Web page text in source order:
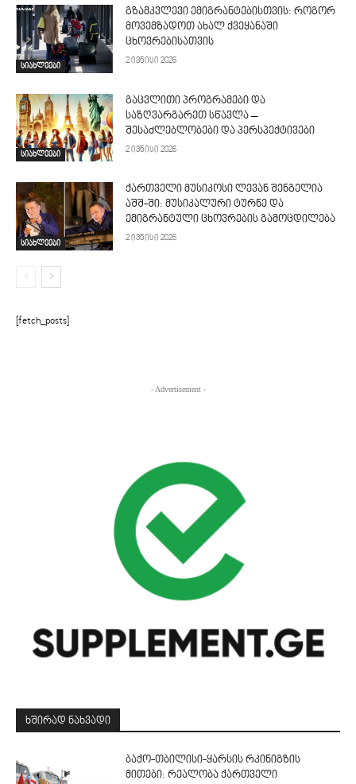
სიახლეები
გზამკვლევი ემიგრანტებისთვის: როგორ
მოვემზადოთ ახალ ქვეყანაში
ცხოვრებისათვის
2 ივნისი 2026
სიახლეები
გაცვლითი პროგრამები და
საზღვარგარეთ სწავლა –
შესაძლებლობები და პერსპექტივები
2 ივნისი 2026
სიახლეები
ქართველი მუსიკოსი ლევან შენგელია
აშშ-ში: მუსიკალური ტურნე და
ემიგრანტული ცხოვრების გამოცდილება
2 ივნისი 2026
[fetch_posts]
- Advertisement -
ᲮᲨᲘᲠᲐᲓ ᲜᲐᲮᲕᲐᲓᲘ
ბაქო-თბილისი-ყარსის რკინიგზის
მითები: რეალობა ქართველი